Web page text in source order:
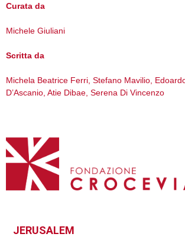
Curata da
Michele Giuliani
Scritta da
Michela Beatrice Ferri, Stefano Mavilio,
D’Ascanio, Atie Dibae, Serena Di Vincenzo
JERUSALEM